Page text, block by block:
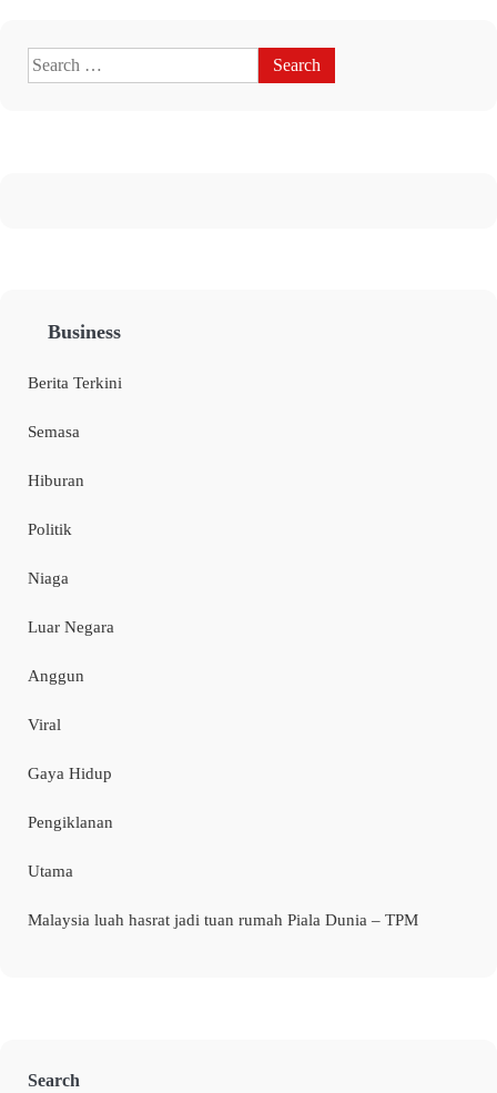
Business
Berita Terkini
Semasa
Hiburan
Politik
Niaga
Luar Negara
Anggun
Viral
Gaya Hidup
Pengiklanan
Utama
Malaysia luah hasrat jadi tuan rumah Piala Dunia – TPM
Search